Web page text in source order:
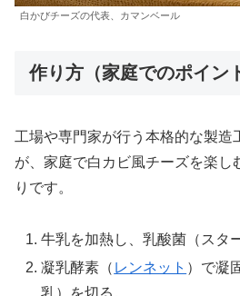
白かびチーズの代表、カマンベール
作り方（家庭でのポイン
工場や専門家が行う本格的な製造
が、家庭で白カビ風チーズを楽し
りです。
牛乳を加熱し、乳酸菌（スタ
凝乳酵素（ レンネット ）で凝
乳）を切る。